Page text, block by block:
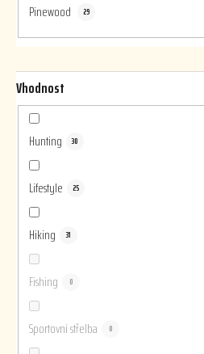
Pinewood 29
Vhodnost
Hunting 30
Lifestyle 25
Hiking 31
Fishing 0
Sportovní střelba 0